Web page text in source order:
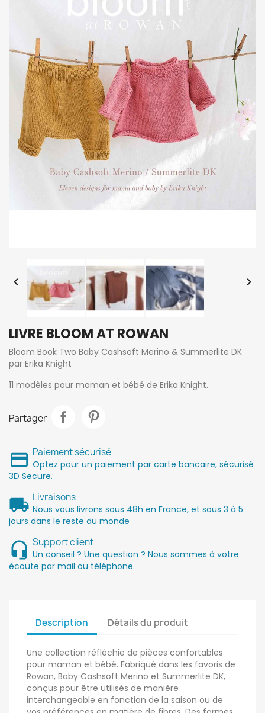
 
LIVRE BLOOM AT ROWAN
Bloom Book Two Baby Cashsoft Merino & Summerlite DK
par Erika Knight
11 modèles pour maman et bébé de Erika Knight.
Partager
Paiement sécurisé
Optez pour un paiement par carte bancaire, sécurisé
3D Secure.
Livraisons
Nous vous livrons sous 48h en France, et sous 3 à 5
jours dans le reste du monde
Support client
Un conseil ? Une question ? Nous sommes à votre
écoute par mail ou téléphone.
Description Détails du produit
Une collection réfléchie de pièces confortables
pour maman et bébé. Fabriqué dans les favoris de
Rowan, Baby Cashsoft Merino et Summerlite DK,
conçus pour être utilisés de manière
interchangeable en fonction de la saison ou de